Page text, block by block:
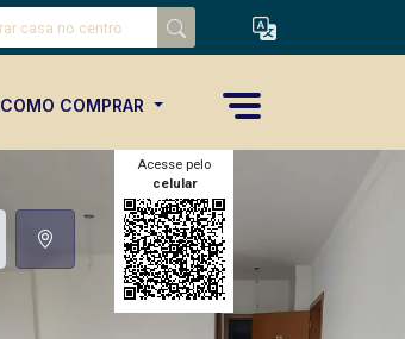
COMO COMPRAR
Acesse pelo
celular